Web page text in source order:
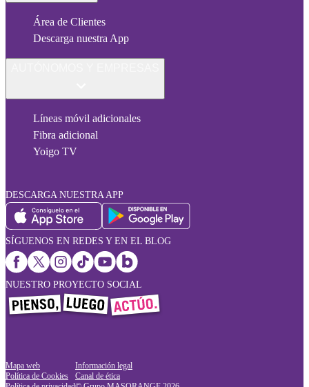
Área de Clientes
Descarga nuestra App
Líneas móvil adicionales
Fibra adicional
Yoigo TV
DESCARGA NUESTRA APP
SÍGUENOS EN REDES Y EN EL BLOG
NUESTRO PROYECTO SOCIAL
Mapa web
Política de Cookies
Información legal
Canal de ética